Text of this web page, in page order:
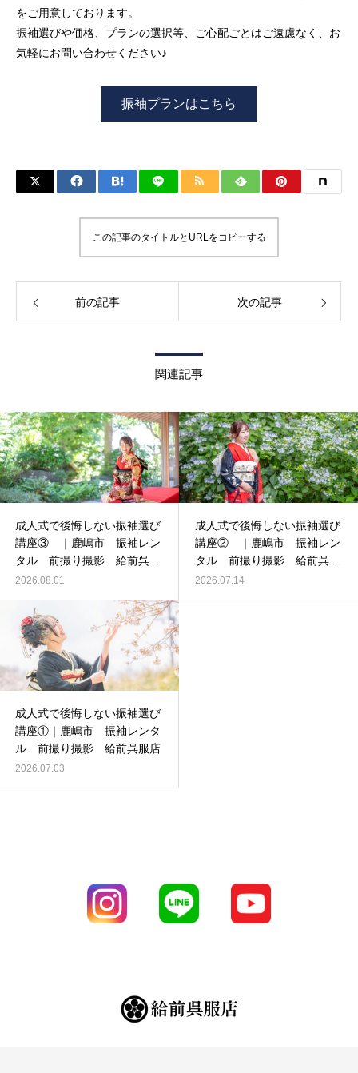
をご用意しております。
振袖選びや価格、プランの選択等、ご心配ごとはご遠慮なく、お
気軽にお問い合わせください♪
振袖プランはこちら
この記事のタイトルとURLをコピーする
前の記事 次の記事
関連記事
成人式で後悔しない振袖選び
講座③ ｜鹿嶋市 振袖レン
タル 前撮り撮影 給前呉服
店
2026.08.01
成人式で後悔しない振袖選び
講座② ｜鹿嶋市 振袖レン
タル 前撮り撮影 給前呉服
店
2026.07.14
成人式で後悔しない振袖選び
講座①｜鹿嶋市 振袖レンタ
ル 前撮り撮影 給前呉服店
2026.07.03